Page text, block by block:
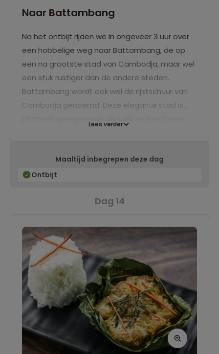
Naar Battambang
Na het ontbijt rijden we in ongeveer 3 uur over
een hobbelige weg naar Battambang, de op
een na grootste stad van Cambodja, maar wel
een stuk rustiger dan de andere steden.
Battambang wordt ook wel de rijstschuur van
Cambodja genoemd. Deze elegante stad is
mooiste gebouwen vind je in de hoofdstraat en
langs de rivier.
Lees verder
Maaltijd inbegrepen deze dag
Ontbijt
Dag 14